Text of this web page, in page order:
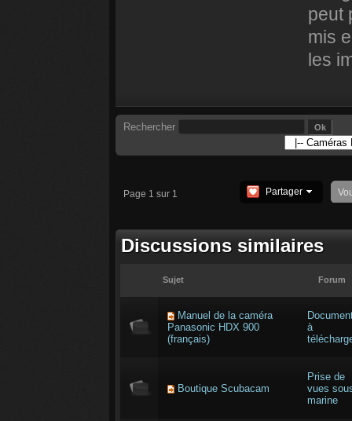
peut
mis
les
Rechercher
Page 1 sur 1 Partager
Discussions similaires
Sujet Forum
Manuel de la caméra
Panasonic HDX 900
(français)
à
Boutique Scubacam
Prise de
vues
marine